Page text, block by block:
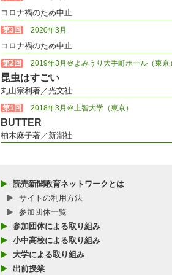
コロナ禍のため中止
第3回 2020年3月
コロナ禍のため中止
第2回 2019年3月＠よみうり大手町ホール（東京
昆虫はすごい
丸山宗利著／光文社
第1回 2018年3月＠上智大学（東京）
BUTTER
柚木麻子著／新潮社
読売新聞教育ネットワークとは
サイトの利用方法
参加団体一覧
参加団体による取り組み
小中高校による取り組み
大学による取り組み
出前授業